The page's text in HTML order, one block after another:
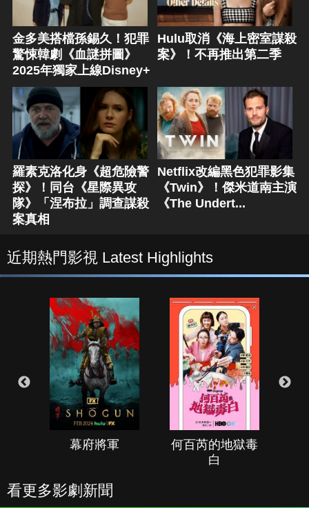
金多美搭檔孫錫久！犯罪
驚悚韓劇《血謎拼圖》
2025年獨家上線Disney+
Hulu取消《海上密室謀殺
案》！不再推出第二季
羅素克洛化身《超危險警
探》！同台《星際異攻
隊》「涅布拉」調查謀殺
案真相
Netflix改編黑色犯罪影集
《Twin》！傑米道南主演
《The Undert...
近期熱門影視 Latest Highlights
幕府將軍
何百芮的地獄毒
白
看更多影劇新聞